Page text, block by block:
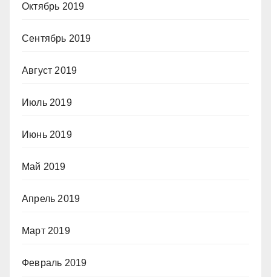
Октябрь 2019
Сентябрь 2019
Август 2019
Июль 2019
Июнь 2019
Май 2019
Апрель 2019
Март 2019
Февраль 2019